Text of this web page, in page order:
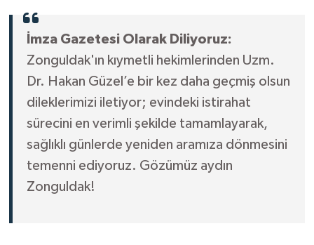
İmza Gazetesi Olarak Diliyoruz:
Zonguldak'ın kıymetli hekimlerinden Uzm.
Dr. Hakan Güzel’e bir kez daha geçmiş olsun
dileklerimizi iletiyor; evindeki istirahat
sürecini en verimli şekilde tamamlayarak,
sağlıklı günlerde yeniden aramıza dönmesini
temenni ediyoruz. Gözümüz aydın
Zonguldak!